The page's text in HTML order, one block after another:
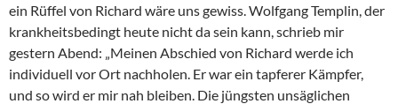
ein Rüffel von Richard wäre uns gewiss. Wolfgang Templin, der
krankheitsbedingt heute nicht da sein kann, schrieb mir
gestern Abend: „Meinen Abschied von Richard werde ich
individuell vor Ort nachholen. Er war ein tapferer Kämpfer,
und so wird er mir nah bleiben. Die jüngsten unsäglichen